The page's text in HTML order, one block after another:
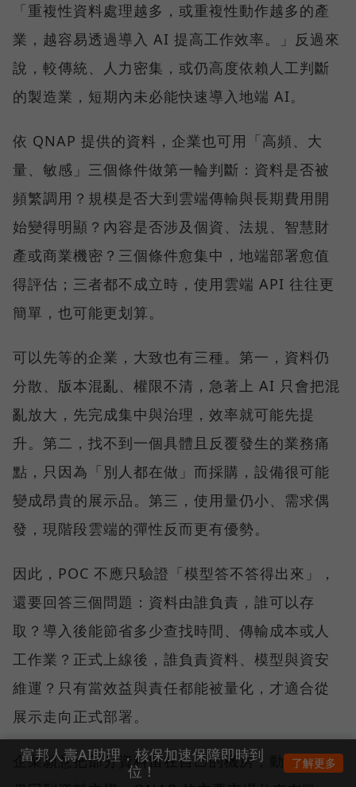
「重複性資料處理越多，或重複性動作越多的產
業，越容易透過導入 AI 提高工作效率。」反過來
說，較傳統、人力密集，或仍高度依賴人工判斷
的製造業，短期內未必能快速導入地端 AI。
依 QNAP 提供的資料，企業也可用「高頻、大
量、敏感」三個條件做第一輪判斷：資料是否被
頻繁調用？規模是否大到雲端傳輸與長期費用開
始變得明顯？內容是否涉及個資、法規、智慧財
產或商業機密？三個條件愈集中，地端部署愈值
得評估；三者都不成立時，使用雲端 API 往往更
簡單，也可能更划算。
可以先等的企業，大致也有三種。第一，資料仍
分散、版本混亂、權限不清，急著上 AI 只會把混
亂放大，先完成集中與治理，效率就可能先提
升。第二，找不到一個具體且反覆發生的業務痛
點，只因為「別人都在做」而採購，設備很可能
變成昂貴的展示品。第三，使用量仍小、需求偶
發，現階段雲端的彈性反而更有優勢。
因此，POC 不應只驗證「模型答不答得出來」，
還要回答三個問題：資料由誰負責，誰可以存
取？導入後能節省多少查找時間、傳輸成本或人
工作業？正式上線後，誰負責資料、模型與資安
維運？只有當效益與責任都能被量化，才適合從
展示走向正式部署。
企業願意把部分資料留在自己的機房，動力最終
富邦人壽AI助理，核保加速保障即時到
位！
了解更多